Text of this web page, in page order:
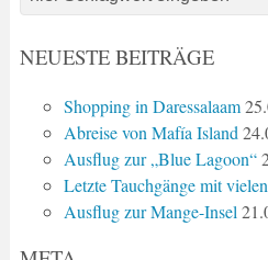
NEUESTE BEITRÄGE
Shopping in Daressalaam
Abreise von Mafía Island
Ausflug zur „Blue Lagoon“
Letzte Tauchgänge mit
Ausflug zur Mange-Insel